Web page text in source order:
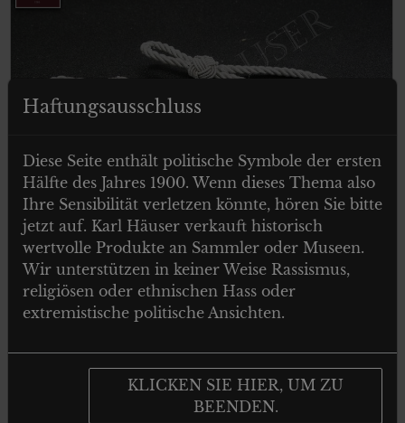
€29.00
GERMAN ARMY VISOR CAP CORD –
Mützenkordel für die Schirmmütze
In den Warenkorb
Haftungsausschluss
Diese Seite enthält politische Symbole der ersten
Hälfte des Jahres 1900. Wenn dieses Thema also
Ihre Sensibilität verletzen könnte, hören Sie bitte
jetzt auf. Karl Häuser verkauft historisch
wertvolle Produkte an Sammler oder Museen.
Wir unterstützen in keiner Weise Rassismus,
religiösen oder ethnischen Hass oder
extremistische politische Ansichten.
KLICKEN SIE HIER, UM ZU
BEENDEN.